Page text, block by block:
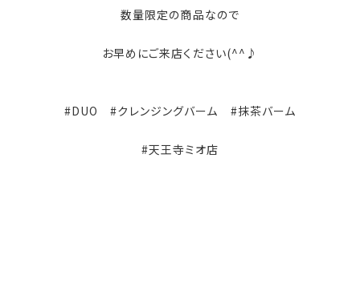
数量限定の商品なので
お早めにご来店ください(^^♪
#DUO #クレンジングバーム #抹茶バーム
#天王寺ミオ店